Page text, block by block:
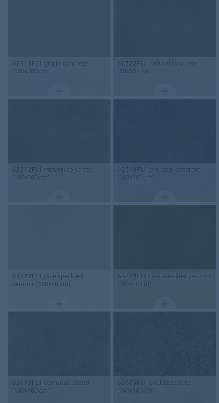
62513FL1 grigio concrete
(100x100 cm)
62522FL1 natural concrete
(50x50 cm)
62512FL1 natural concrete
(100x100 cm)
62518FL1 charcoal concrete
(100x100 cm)
63722FL1 pale speckled
ceramic (100x50 cm)
63724FL1 rust speckled ceramic
(100x50 cm)
63673FL1 corroded strata
(100x100 cm)
63675FL1 oxidized strata
(100x100 cm)